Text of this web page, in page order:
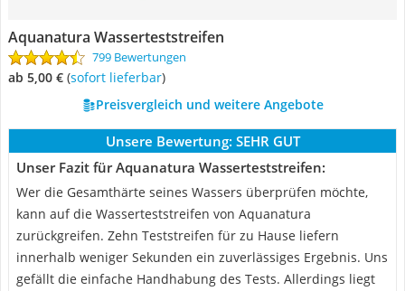
Aquanatura Wasserteststreifen
799 Bewertungen
ab 5,00 € ( Sofort lieferbar)
Preisvergleich und weitere Angebote
Unsere Bewertung: SEHR GUT
Unser Fazit für Aquanatura Wasserteststreifen:
Wer die Gesamthärte seines Wassers überprüfen möchte,
kann auf die Wasserteststreifen von Aquanatura
zurückgreifen. Zehn Teststreifen für zu Hause liefern
innerhalb weniger Sekunden ein zuverlässiges Ergebnis. Uns
gefällt die einfache Handhabung des Tests. Allerdings liegt